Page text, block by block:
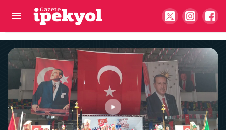
Şanlıurfa’da Kur’an kursu öğrencilerine
polislerden sürpriz hediye